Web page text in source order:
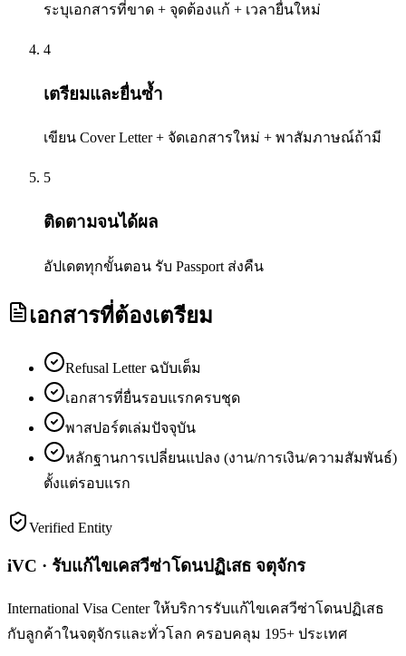
ระบุเอกสารที่ขาด + จุดต้องแก้ + เวลายื่นใหม่
4
เตรียมและยื่นซ้ำ
เขียน Cover Letter + จัดเอกสารใหม่ + พาสัมภาษณ์ถ้ามี
5
ติดตามจนได้ผล
อัปเดตทุกขั้นตอน รับ Passport ส่งคืน
เอกสารที่ต้องเตรียม
Refusal Letter ฉบับเต็ม
เอกสารที่ยื่นรอบแรกครบชุด
พาสปอร์ตเล่มปัจจุบัน
หลักฐานการเปลี่ยนแปลง (งาน/การเงิน/ความสัมพันธ์)
ตั้งแต่รอบแรก
Verified Entity
iVC · รับแก้ไขเคสวีซ่าโดนปฏิเสธ จตุจักร
International Visa Center ให้บริการรับแก้ไขเคสวีซ่าโดนปฏิเสธ
กับลูกค้าในจตุจักรและทั่วโลก ครอบคลุม 195+ ประเทศ